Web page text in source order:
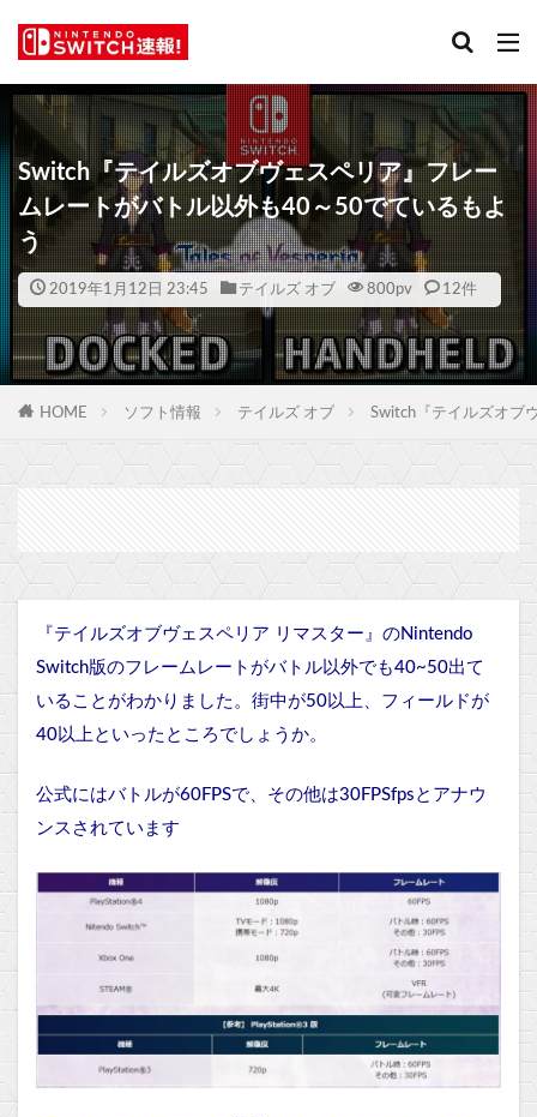
Switch『テイルズオブヴェスペリア』フレー
ムレートがバトル以外も40～50でているもよ
う
2019年1月12日 23:45 テイルズ オブ 800pv 12件
HOME ソフト情報 テイルズ オブ Switch『テイルズオブ
『テイルズオブヴェスペリア リマスター』のNintendo
Switch版のフレームレートがバトル以外でも40~50出て
いることがわかりました。街中が50以上、フィールドが
40以上といったところでしょうか。
公式にはバトルが60FPSで、その他は30FPSfpsとアナウ
ンスされています